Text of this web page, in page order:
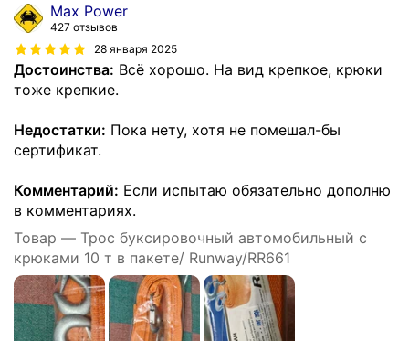
Max Power
427 отзывов
28 января 2025
Достоинства: Всё хорошо. На вид крепкое, крюки
тоже крепкие.
Недостатки: Пока нету, хотя не помешал-бы
сертификат.
Комментарий: Если испытаю обязательно дополню
в комментариях.
Товар — Трос буксировочный автомобильный с
крюками 10 т в пакете/ Runway/RR661